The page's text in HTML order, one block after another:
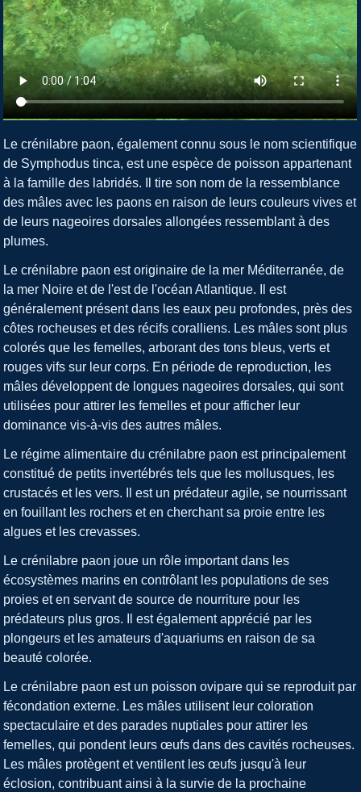
Le crénilabre paon, également connu sous le nom scientifique
de Symphodus tinca, est une espèce de poisson appartenant
à la famille des labridés. Il tire son nom de la ressemblance
des mâles avec les paons en raison de leurs couleurs vives et
de leurs nageoires dorsales allongées ressemblant à des
plumes.
Le crénilabre paon est originaire de la mer Méditerranée, de
la mer Noire et de l'est de l'océan Atlantique. Il est
généralement présent dans les eaux peu profondes, près des
côtes rocheuses et des récifs coralliens. Les mâles sont plus
colorés que les femelles, arborant des tons bleus, verts et
rouges vifs sur leur corps. En période de reproduction, les
mâles développent de longues nageoires dorsales, qui sont
utilisées pour attirer les femelles et pour afficher leur
dominance vis-à-vis des autres mâles.
Le régime alimentaire du crénilabre paon est principalement
constitué de petits invertébrés tels que les mollusques, les
crustacés et les vers. Il est un prédateur agile, se nourrissant
en fouillant les rochers et en cherchant sa proie entre les
algues et les crevasses.
Le crénilabre paon joue un rôle important dans les
écosystèmes marins en contrôlant les populations de ses
proies et en servant de source de nourriture pour les
prédateurs plus gros. Il est également apprécié par les
plongeurs et les amateurs d'aquariums en raison de sa
beauté colorée.
Le crénilabre paon est un poisson ovipare qui se reproduit par
fécondation externe. Les mâles utilisent leur coloration
spectaculaire et des parades nuptiales pour attirer les
femelles, qui pondent leurs œufs dans des cavités rocheuses.
Les mâles protègent et ventilent les œufs jusqu'à leur
éclosion, contribuant ainsi à la survie de la prochaine